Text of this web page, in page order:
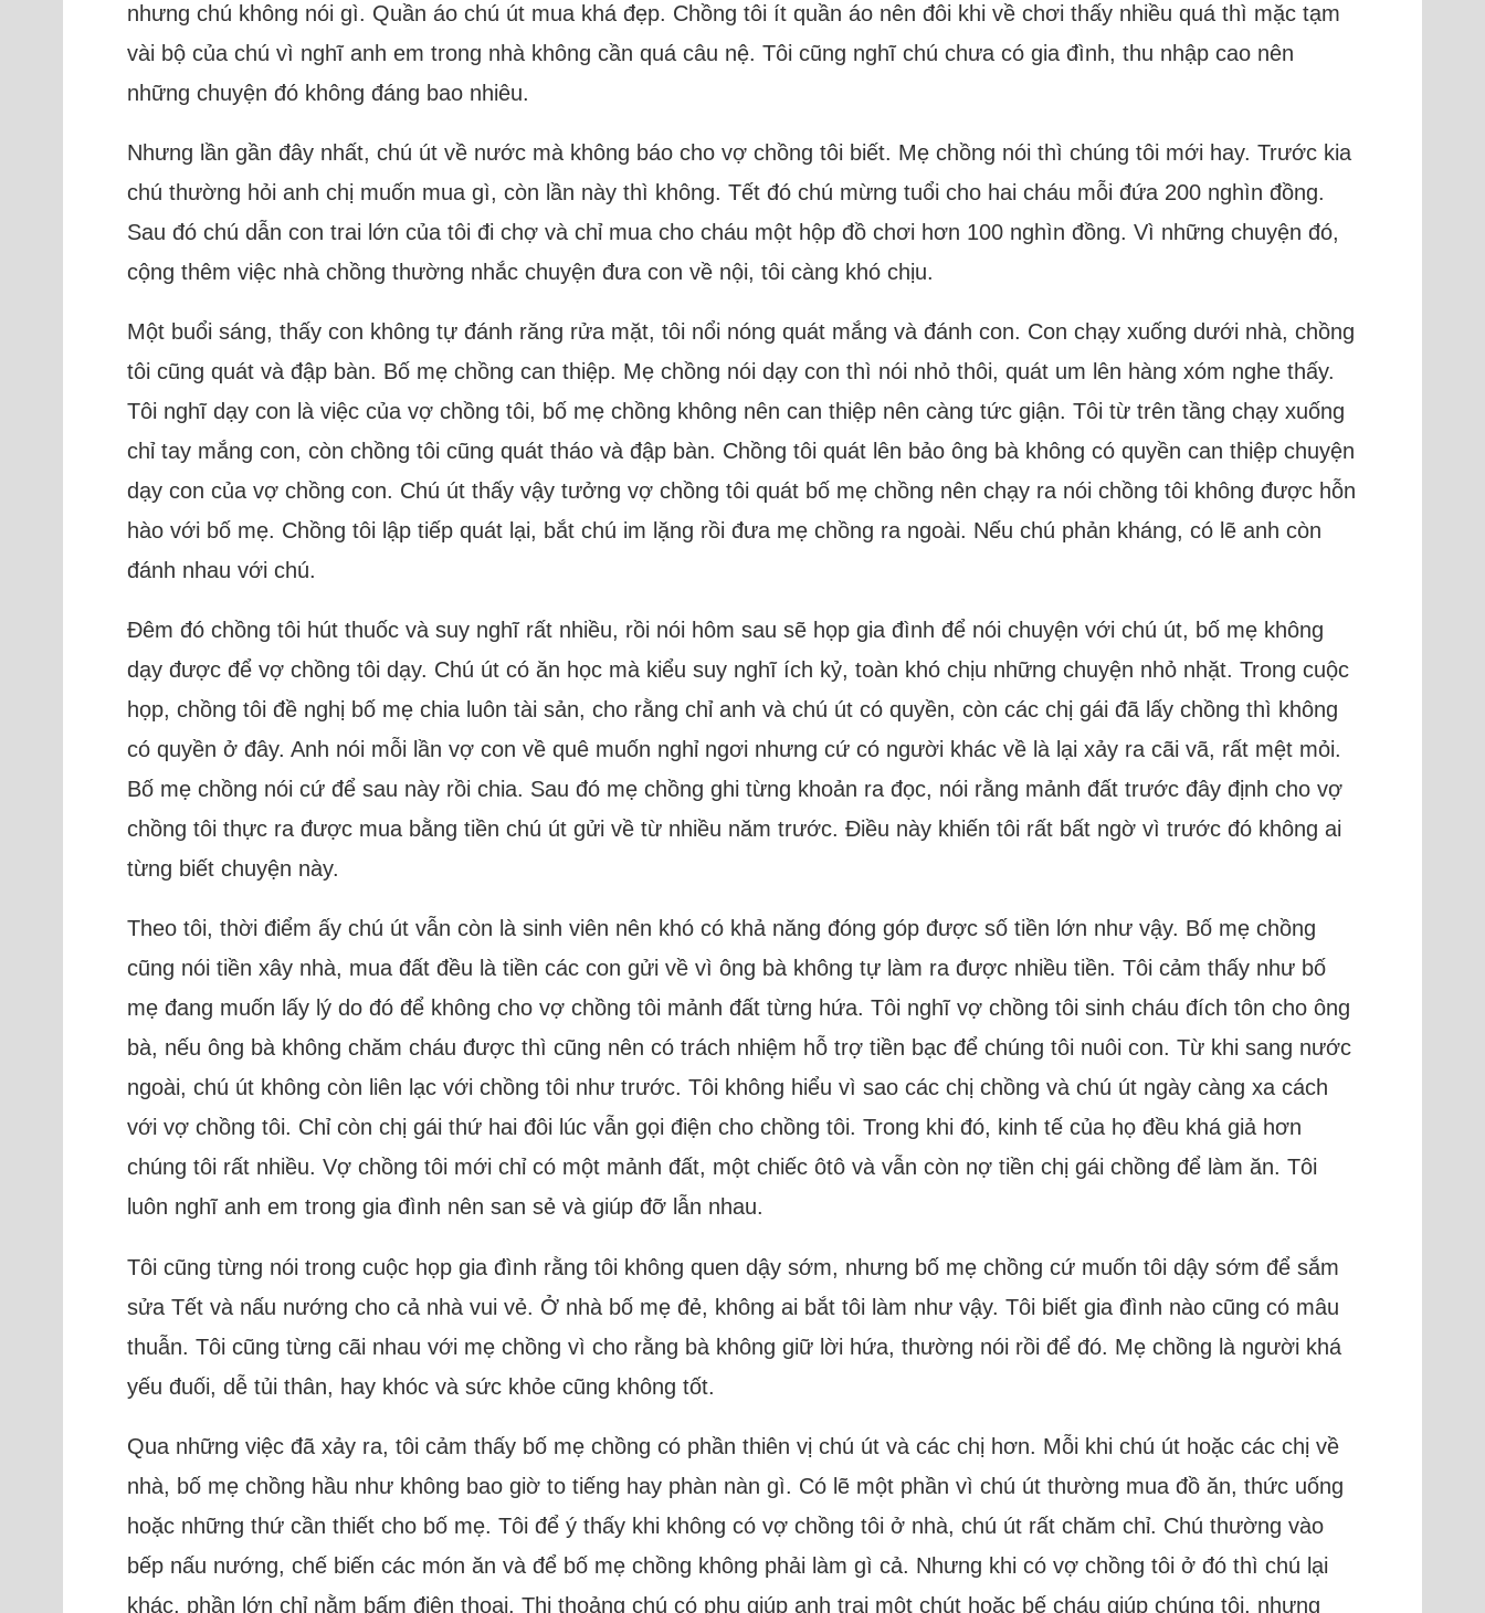
nhưng chú không nói gì. Quần áo chú út mua khá đẹp. Chồng tôi ít quần áo nên đôi khi về chơi thấy nhiều quá thì mặc tạm
vài bộ của chú vì nghĩ anh em trong nhà không cần quá câu nệ. Tôi cũng nghĩ chú chưa có gia đình, thu nhập cao nên
những chuyện đó không đáng bao nhiêu.
Nhưng lần gần đây nhất, chú út về nước mà không báo cho vợ chồng tôi biết. Mẹ chồng nói thì chúng tôi mới hay. Trước kia
chú thường hỏi anh chị muốn mua gì, còn lần này thì không. Tết đó chú mừng tuổi cho hai cháu mỗi đứa 200 nghìn đồng.
Sau đó chú dẫn con trai lớn của tôi đi chợ và chỉ mua cho cháu một hộp đồ chơi hơn 100 nghìn đồng. Vì những chuyện đó,
cộng thêm việc nhà chồng thường nhắc chuyện đưa con về nội, tôi càng khó chịu.
Một buổi sáng, thấy con không tự đánh răng rửa mặt, tôi nổi nóng quát mắng và đánh con. Con chạy xuống dưới nhà, chồng
tôi cũng quát và đập bàn. Bố mẹ chồng can thiệp. Mẹ chồng nói dạy con thì nói nhỏ thôi, quát um lên hàng xóm nghe thấy.
Tôi nghĩ dạy con là việc của vợ chồng tôi, bố mẹ chồng không nên can thiệp nên càng tức giận. Tôi từ trên tầng chạy xuống
chỉ tay mắng con, còn chồng tôi cũng quát tháo và đập bàn. Chồng tôi quát lên bảo ông bà không có quyền can thiệp chuyện
dạy con của vợ chồng con. Chú út thấy vậy tưởng vợ chồng tôi quát bố mẹ chồng nên chạy ra nói chồng tôi không được hỗn
hào với bố mẹ. Chồng tôi lập tiếp quát lại, bắt chú im lặng rồi đưa mẹ chồng ra ngoài. Nếu chú phản kháng, có lẽ anh còn
đánh nhau với chú.
Đêm đó chồng tôi hút thuốc và suy nghĩ rất nhiều, rồi nói hôm sau sẽ họp gia đình để nói chuyện với chú út, bố mẹ không
dạy được để vợ chồng tôi dạy. Chú út có ăn học mà kiểu suy nghĩ ích kỷ, toàn khó chịu những chuyện nhỏ nhặt. Trong cuộc
họp, chồng tôi đề nghị bố mẹ chia luôn tài sản, cho rằng chỉ anh và chú út có quyền, còn các chị gái đã lấy chồng thì không
có quyền ở đây. Anh nói mỗi lần vợ con về quê muốn nghỉ ngơi nhưng cứ có người khác về là lại xảy ra cãi vã, rất mệt mỏi.
Bố mẹ chồng nói cứ để sau này rồi chia. Sau đó mẹ chồng ghi từng khoản ra đọc, nói rằng mảnh đất trước đây định cho vợ
chồng tôi thực ra được mua bằng tiền chú út gửi về từ nhiều năm trước. Điều này khiến tôi rất bất ngờ vì trước đó không ai
từng biết chuyện này.
Theo tôi, thời điểm ấy chú út vẫn còn là sinh viên nên khó có khả năng đóng góp được số tiền lớn như vậy. Bố mẹ chồng
cũng nói tiền xây nhà, mua đất đều là tiền các con gửi về vì ông bà không tự làm ra được nhiều tiền. Tôi cảm thấy như bố
mẹ đang muốn lấy lý do đó để không cho vợ chồng tôi mảnh đất từng hứa. Tôi nghĩ vợ chồng tôi sinh cháu đích tôn cho ông
bà, nếu ông bà không chăm cháu được thì cũng nên có trách nhiệm hỗ trợ tiền bạc để chúng tôi nuôi con. Từ khi sang nước
ngoài, chú út không còn liên lạc với chồng tôi như trước. Tôi không hiểu vì sao các chị chồng và chú út ngày càng xa cách
với vợ chồng tôi. Chỉ còn chị gái thứ hai đôi lúc vẫn gọi điện cho chồng tôi. Trong khi đó, kinh tế của họ đều khá giả hơn
chúng tôi rất nhiều. Vợ chồng tôi mới chỉ có một mảnh đất, một chiếc ôtô và vẫn còn nợ tiền chị gái chồng để làm ăn. Tôi
luôn nghĩ anh em trong gia đình nên san sẻ và giúp đỡ lẫn nhau.
Tôi cũng từng nói trong cuộc họp gia đình rằng tôi không quen dậy sớm, nhưng bố mẹ chồng cứ muốn tôi dậy sớm để sắm
sửa Tết và nấu nướng cho cả nhà vui vẻ. Ở nhà bố mẹ đẻ, không ai bắt tôi làm như vậy. Tôi biết gia đình nào cũng có mâu
thuẫn. Tôi cũng từng cãi nhau với mẹ chồng vì cho rằng bà không giữ lời hứa, thường nói rồi để đó. Mẹ chồng là người khá
yếu đuối, dễ tủi thân, hay khóc và sức khỏe cũng không tốt.
Qua những việc đã xảy ra, tôi cảm thấy bố mẹ chồng có phần thiên vị chú út và các chị hơn. Mỗi khi chú út hoặc các chị về
nhà, bố mẹ chồng hầu như không bao giờ to tiếng hay phàn nàn gì. Có lẽ một phần vì chú út thường mua đồ ăn, thức uống
hoặc những thứ cần thiết cho bố mẹ. Tôi để ý thấy khi không có vợ chồng tôi ở nhà, chú út rất chăm chỉ. Chú thường vào
bếp nấu nướng, chế biến các món ăn và để bố mẹ chồng không phải làm gì cả. Nhưng khi có vợ chồng tôi ở đó thì chú lại
khác, phần lớn chỉ nằm bấm điện thoại. Thi thoảng chú có phụ giúp anh trai một chút hoặc bế cháu giúp chúng tôi, nhưng